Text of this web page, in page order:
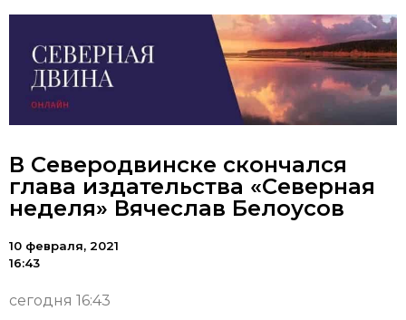
В Северодвинске скончался
глава издательства «Северная
неделя» Вячеслав Белоусов
10 февраля, 2021
16:43
сегодня 16:43